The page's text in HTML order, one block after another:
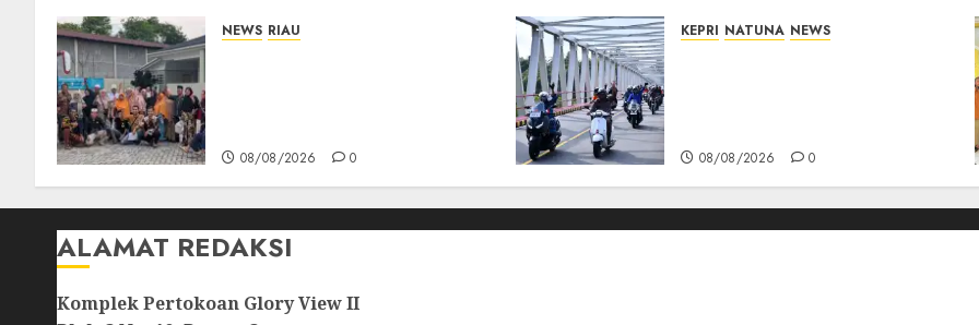
NEWS RIAU
08/08/2026 0
KEPRI NATUNA NEWS
08/08/2026 0
ALAMAT REDAKSI
Komplek Pertokoan Glory View II